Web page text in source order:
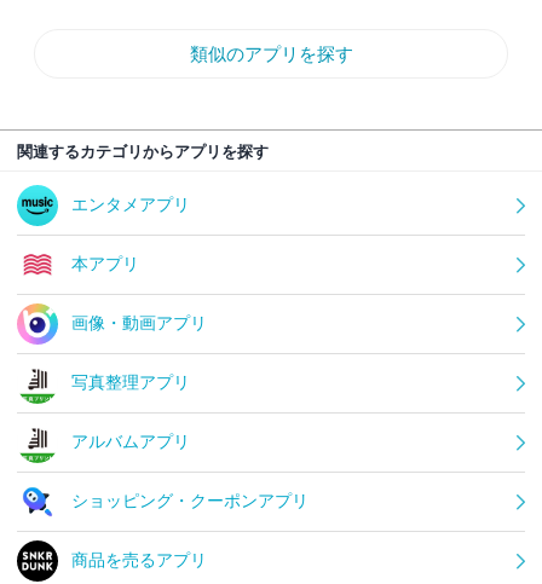
類似のアプリを探す
関連するカテゴリからアプリを探す
エンタメアプリ
本アプリ
画像・動画アプリ
写真整理アプリ
アルバムアプリ
ショッピング・クーポンアプリ
商品を売るアプリ